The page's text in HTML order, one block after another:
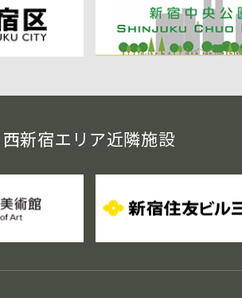
西新宿エリア近隣施設